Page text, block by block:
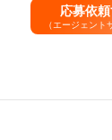
応募依
（エージェント